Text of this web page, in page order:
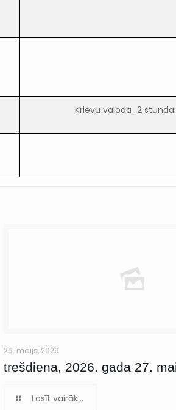
Krievu valoda_2
26. maijs, 2026
trešdiena, 2026. gada 27.
Lasīt vairāk...